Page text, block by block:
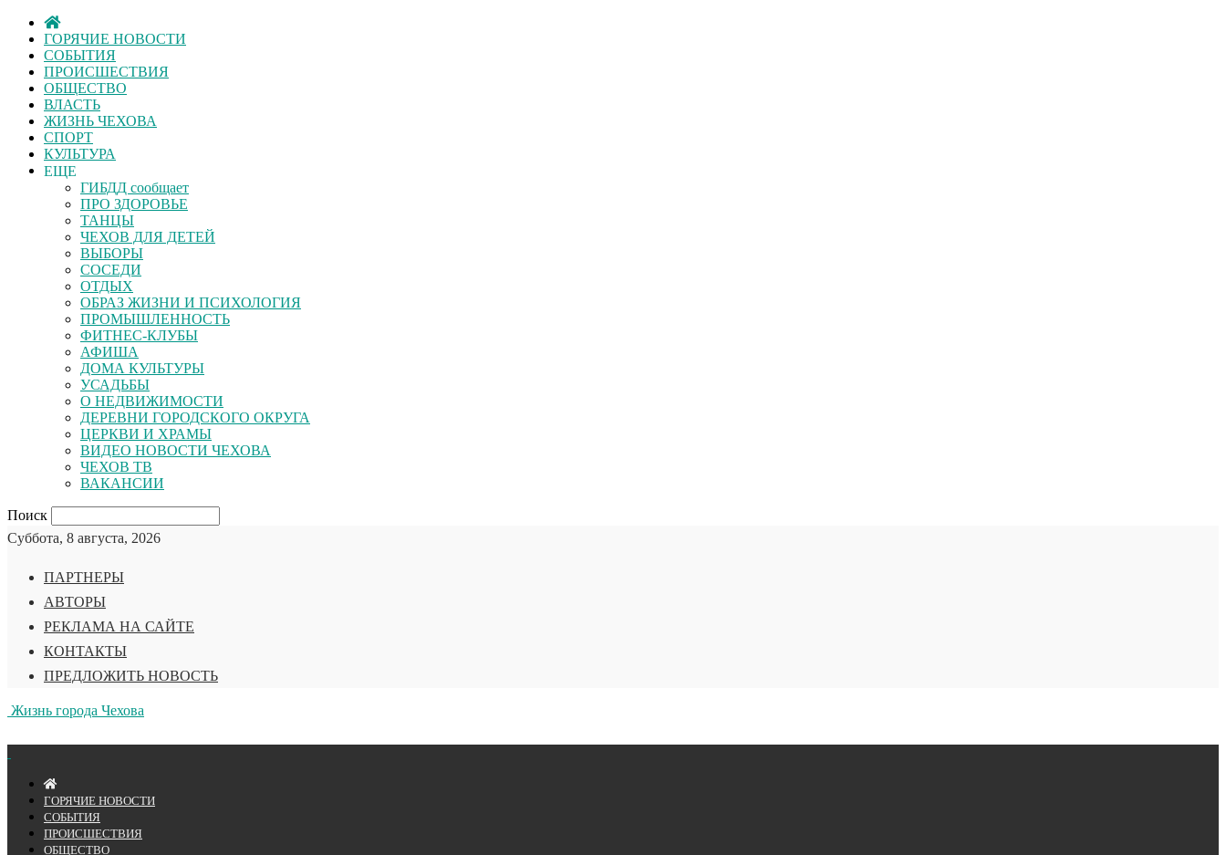
ГОРЯЧИЕ НОВОСТИ
СОБЫТИЯ
ПРОИСШЕСТВИЯ
ОБЩЕСТВО
ВЛАСТЬ
ЖИЗНЬ ЧЕХОВА
СПОРТ
КУЛЬТУРА
ЕЩЕ
ГИБДД сообщает
ПРО ЗДОРОВЬЕ
ТАНЦЫ
ЧЕХОВ ДЛЯ ДЕТЕЙ
ВЫБОРЫ
СОСЕДИ
ОТДЫХ
ОБРАЗ ЖИЗНИ И ПСИХОЛОГИЯ
ПРОМЫШЛЕННОСТЬ
ФИТНЕС-КЛУБЫ
АФИША
ДОМА КУЛЬТУРЫ
УСАДЬБЫ
О НЕДВИЖИМОСТИ
ДЕРЕВНИ ГОРОДСКОГО ОКРУГА
ЦЕРКВИ И ХРАМЫ
ВИДЕО НОВОСТИ ЧЕХОВА
ЧЕХОВ ТВ
ВАКАНСИИ
Поиск
Суббота, 8 августа, 2026
ПАРТНЕРЫ
АВТОРЫ
РЕКЛАМА НА САЙТЕ
КОНТАКТЫ
ПРЕДЛОЖИТЬ НОВОСТЬ
Жизнь города Чехова
ГОРЯЧИЕ НОВОСТИ
СОБЫТИЯ
ПРОИСШЕСТВИЯ
ОБЩЕСТВО